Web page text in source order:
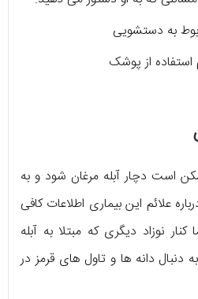
به دستشویی
استفاده از پوشک
است دچار آبله مرغان شود و به
علائم این بیماری اطلاعات کافی
نوزاد دیگری که مبتلا به آبله
دنبال دانه ها و تاول های قرمز در